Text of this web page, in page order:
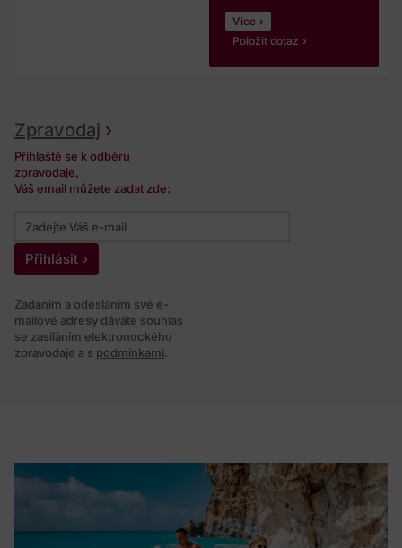
Více
Položit dotaz
Zpravodaj
Přihlaště se k odběru
zpravodaje,
Váš email můžete zadat zde:
Přihlásit
Zadáním a odesláním své e-
mailové adresy dáváte souhlas
se zasíláním elektronockého
zpravodaje a s podmínkami.